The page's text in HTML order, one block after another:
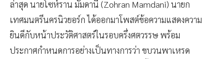
ล่าสุด นายโซห์ราน มัมดานี (Zohran Mamdani) นายก
เทศมนตรีนครนิวยอร์ก ได้ออกมาโพสต์ข้อความแสดงความ
ยินดีกับหน้าประวัติศาสตร์ในรอบครึ่งศตวรรษ พร้อม
ประกาศกำหนดการอย่างเป็นทางการว่า ขบวนพาเหรด